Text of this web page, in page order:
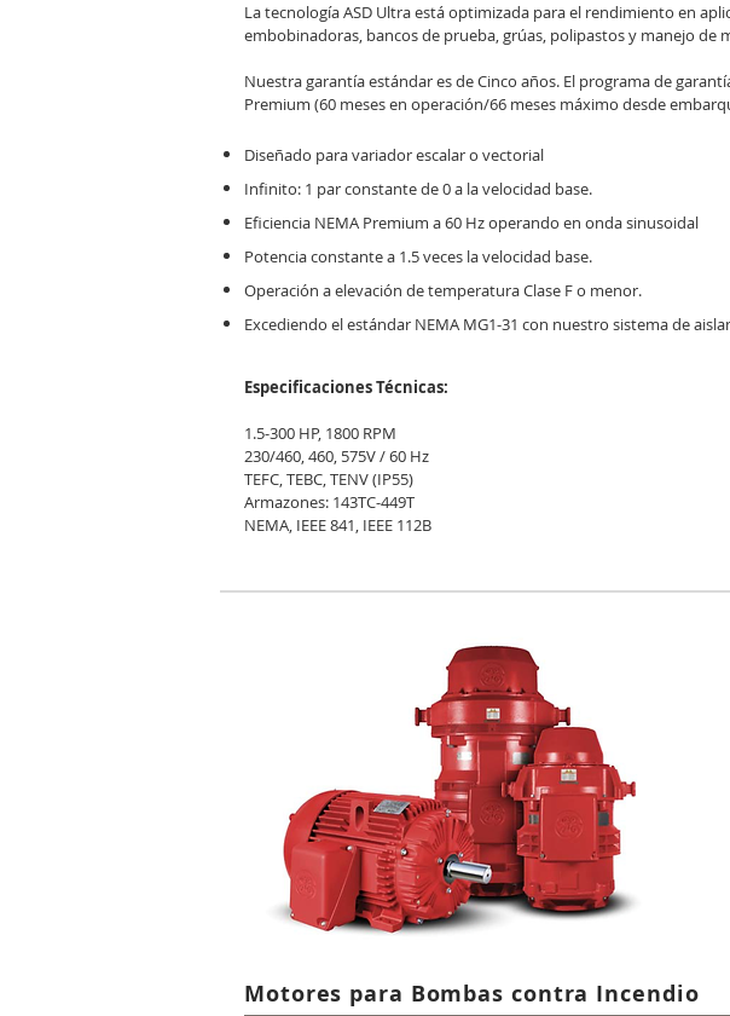
La tecnología ASD Ultra está optimizada para el rendimiento en
embobinadoras, bancos de prueba, grúas, polipastos y manejo
Nuestra garantía estándar es de Cinco años. El programa de
Premium (60 meses en operación/66 meses máximo desde
Diseñado para variador escalar o vectorial
Infinito: 1 par constante de 0 a la velocidad base.
Eficiencia NEMA Premium a 60 Hz operando en onda sinusoidal
Potencia constante a 1.5 veces la velocidad base.
Operación a elevación de temperatura Clase F o menor.
Excediendo el estándar NEMA MG1-31 con nuestro sistema de
Especificaciones Técnicas:
1.5-300 HP, 1800 RPM
230/460, 460, 575V / 60 Hz
TEFC, TEBC, TENV (IP55)
Armazones: 143TC-449T
NEMA, IEEE 841, IEEE 112B
Motores para Bombas contra Incendio